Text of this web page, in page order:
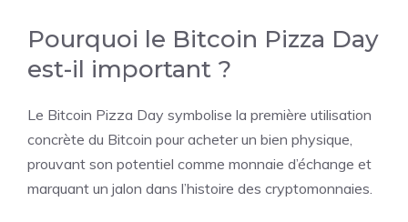
Pourquoi le Bitcoin Pizza Day
est-il important ?
Le Bitcoin Pizza Day symbolise la première utilisation
concrète du Bitcoin pour acheter un bien physique,
prouvant son potentiel comme monnaie d’échange et
marquant un jalon dans l’histoire des cryptomonnaies.